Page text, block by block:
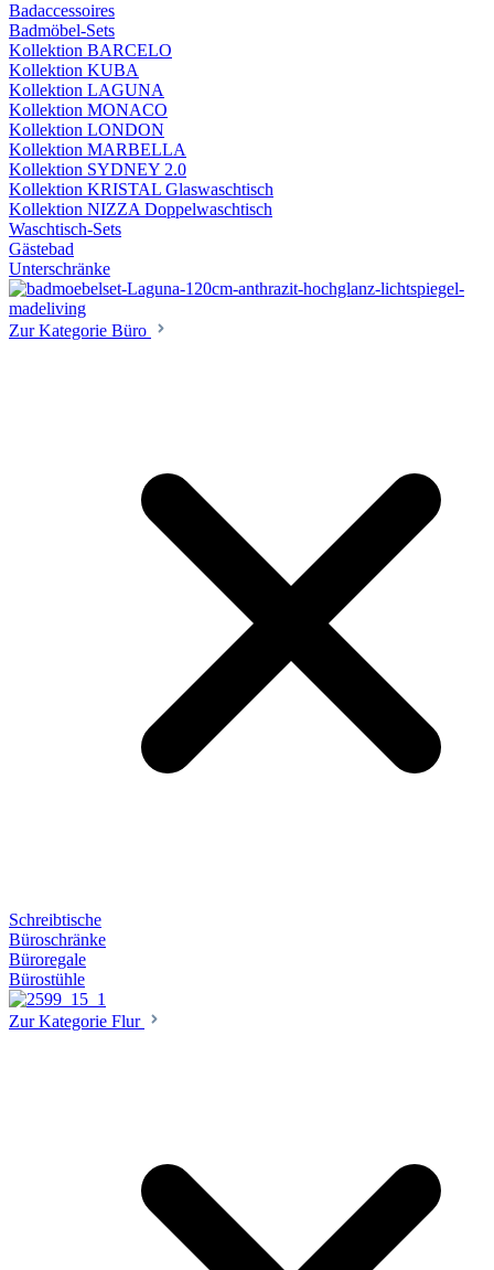
Badaccessoires
Badmöbel-Sets
Kollektion BARCELO
Kollektion KUBA
Kollektion LAGUNA
Kollektion MONACO
Kollektion LONDON
Kollektion MARBELLA
Kollektion SYDNEY 2.0
Kollektion KRISTAL Glaswaschtisch
Kollektion NIZZA Doppelwaschtisch
Waschtisch-Sets
Gästebad
Unterschränke
Zur Kategorie Büro
Schreibtische
Büroschränke
Büroregale
Bürostühle
Zur Kategorie Flur